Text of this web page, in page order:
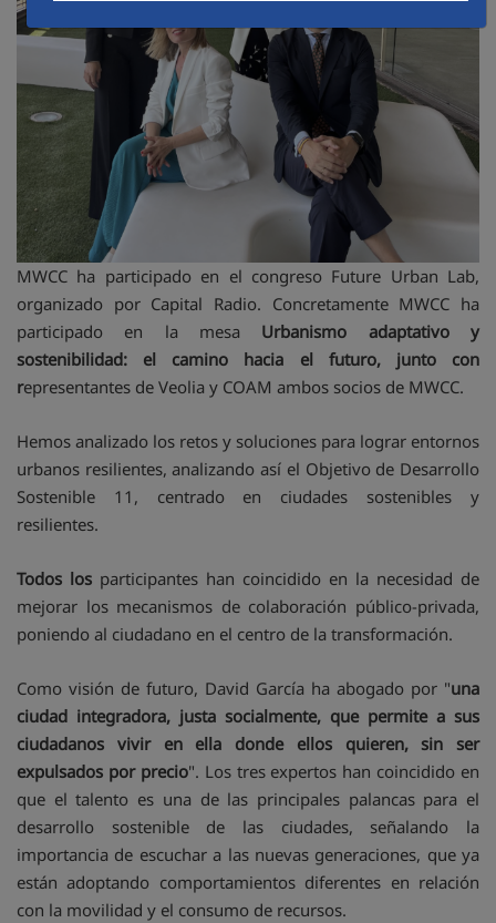
MWCC ha participado en el congreso Future Urban Lab,
organizado por Capital Radio. Concretamente MWCC ha
participado en la mesa Urbanismo adaptativo y
sostenibilidad: el camino hacia el futuro, junto con
representantes de Veolia y COAM ambos socios de MWCC.
Hemos analizado los retos y soluciones para lograr entornos
urbanos resilientes, analizando así el Objetivo de Desarrollo
Sostenible 11, centrado en ciudades sostenibles y
resilientes.
Todos los participantes han coincidido en la necesidad de
mejorar los mecanismos de colaboración público-privada,
poniendo al ciudadano en el centro de la transformación.
Como visión de futuro, David García ha abogado por "una
ciudad integradora, justa socialmente, que permite a sus
ciudadanos vivir en ella donde ellos quieren, sin ser
expulsados por precio". Los tres expertos han coincidido en
que el talento es una de las principales palancas para el
desarrollo sostenible de las ciudades, señalando la
importancia de escuchar a las nuevas generaciones, que ya
están adoptando comportamientos diferentes en relación
con la movilidad y el consumo de recursos.